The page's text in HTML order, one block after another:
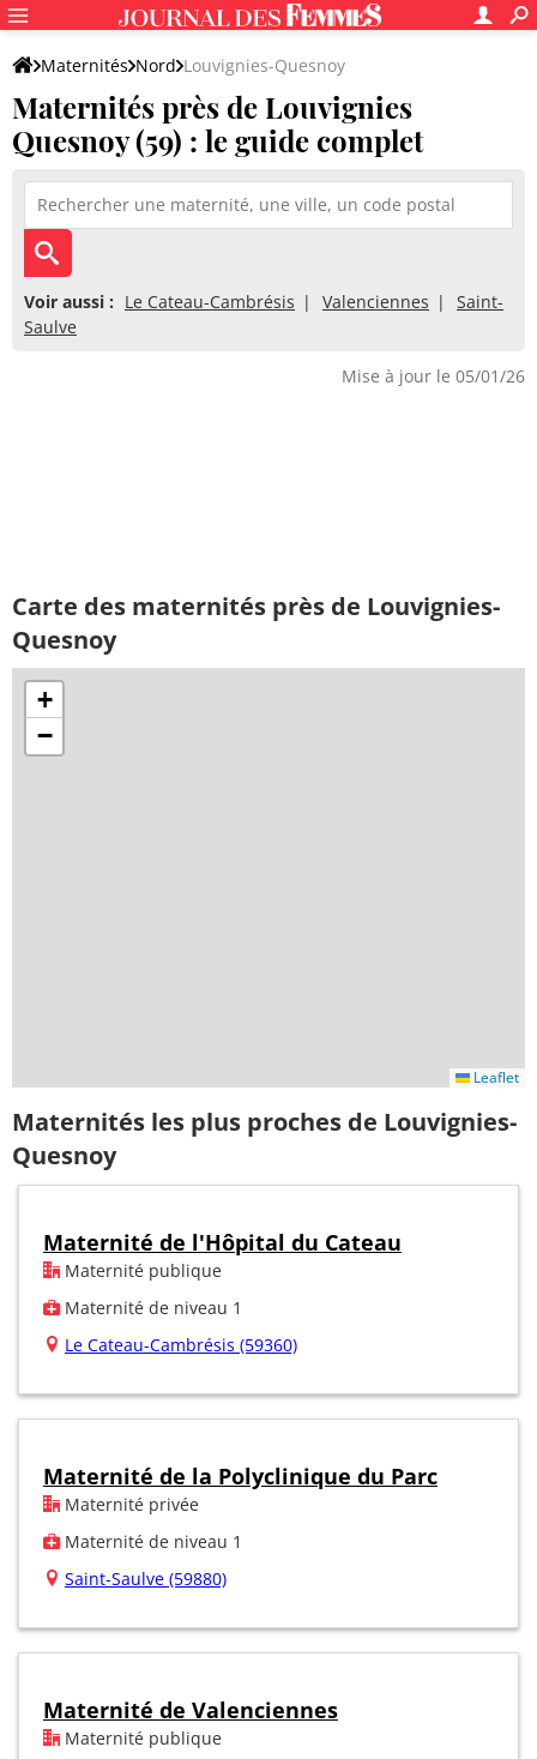
Maternités Nord Louvignies-Quesnoy
Maternités près de Louvignies
Quesnoy (59) : le guide complet
Voir aussi : Le Cateau-Cambrésis Valenciennes
Saint-
Saulve
Mise à jour le 05/01/26
Carte des maternités près de Louvignies-
Quesnoy
+
−
Leaflet
Maternités les plus proches de Louvignies-
Quesnoy
Maternité de l'Hôpital du Cateau
Maternité publique
Maternité de niveau 1
Le Cateau-Cambrésis (59360)
Maternité de la Polyclinique du Parc
Maternité privée
Maternité de niveau 1
Saint-Saulve (59880)
Maternité de Valenciennes
Maternité publique